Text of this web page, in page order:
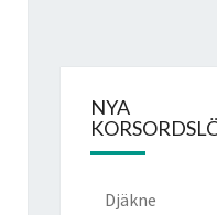
NYA
Djäkne